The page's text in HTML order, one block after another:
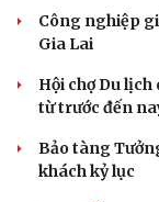
Tư vấn
Săn Tour
check-in
Công nghiệp
Gia Lai
Hội chợ Du lịch
từ trước đến
Bảo tàng
khách kỷ lục